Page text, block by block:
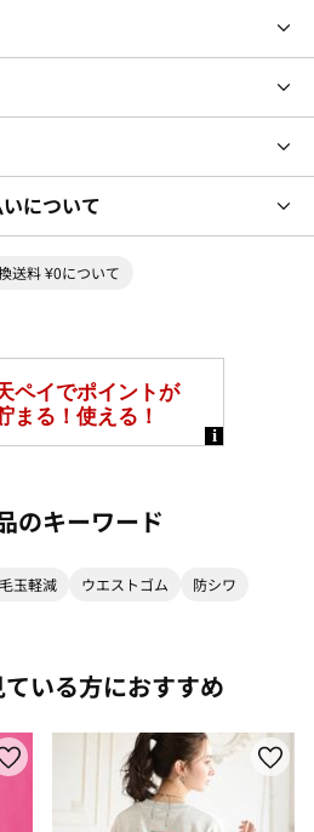
について
送料 ¥0について
のキーワード
毛玉軽減 ウエストゴム 防シワ
いる方におすすめ